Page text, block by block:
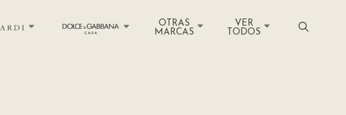
OTRAS
MARCAS
VER
TODOS